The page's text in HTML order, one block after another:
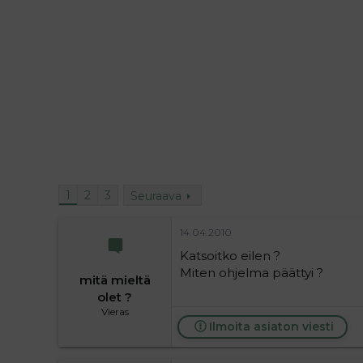
1 2 3 Seuraava
mitä mieltä
olet ?
Vieras
14.04.2010
Katsoitko eilen ?
Miten ohjelma päättyi ?
Ilmoita asiaton viesti